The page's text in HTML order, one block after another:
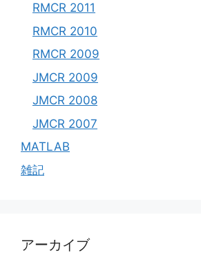
RMCR 2011
RMCR 2010
RMCR 2009
JMCR 2009
JMCR 2008
JMCR 2007
MATLAB
雑記
アーカイブ